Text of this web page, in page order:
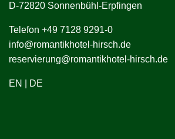
D-72820 Sonnenbühl-Erpfingen
Telefon +49 7128 9291-0
info@romantikhotel-hirsch.de
reservierung@romantikhotel-hirsch.de
EN DE